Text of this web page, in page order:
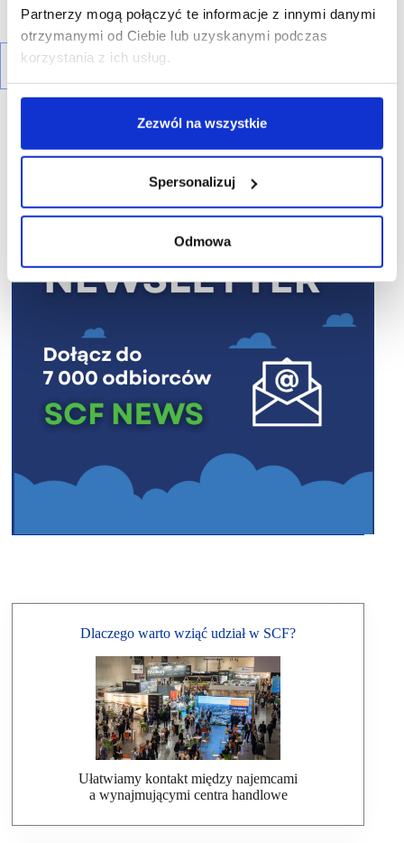
Partnerzy mogą połączyć te informacje z innymi danymi
otrzymanymi od Ciebie lub uzyskanymi podczas
korzystania z ich usług.
Zezwól na wszystkie
Spersonalizuj
Odmowa
Dlaczego warto wziąć udział w SCF?
Ułatwiamy kontakt między najemcami
a wynajmującymi centra handlowe